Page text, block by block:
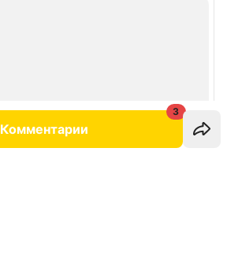
Комментарии
3